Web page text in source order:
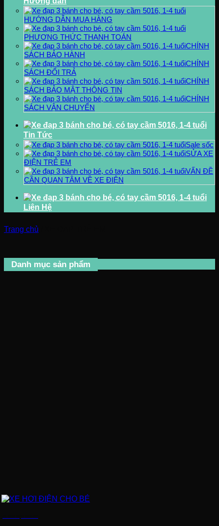
HƯỚNG DẪN MUA HÀNG
PHƯƠNG THỨC THANH TOÁN
CHÍNH
SÁCH BẢO HÀNH
CHÍNH
SÁCH ĐỔI TRẢ
CHÍNH
SÁCH BẢO MẬT THÔNG TIN
CHÍNH
SÁCH VẬN CHUYỂN
Tin Tức
Sale sốc
SỬA XE
ĐIỆN TRẺ EM
VẤN ĐỀ
CẦN QUAN TÂM VỀ XE ĐIỆN
Liên Hệ
Trang chủ
Danh mục sản phẩm